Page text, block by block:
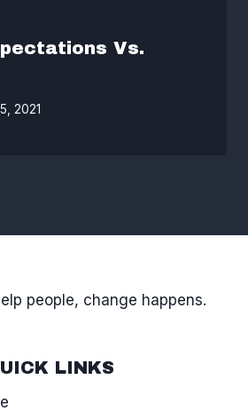
Vs.
2021
people, change happens.
LINKS